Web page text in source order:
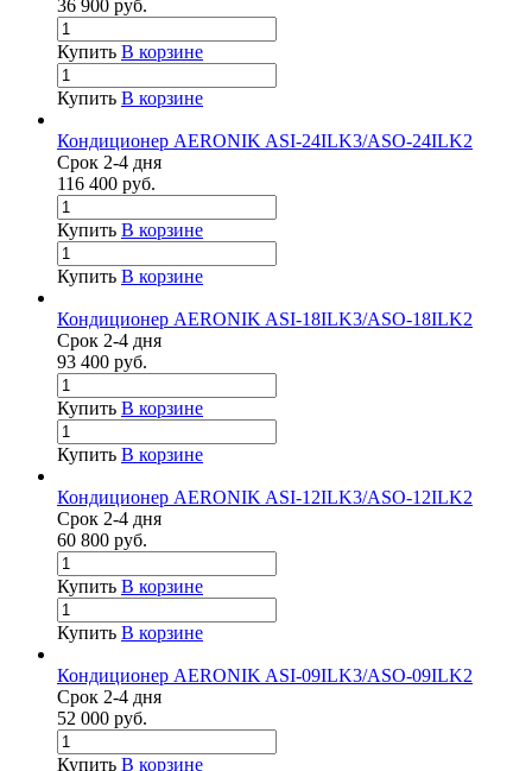
36 900 руб.
Купить В корзине
Купить В корзине
Кондиционер AERONIK ASI-24ILK3/ASO-24ILK2
Срок 2-4 дня
116 400 руб.
Купить В корзине
Купить В корзине
Кондиционер AERONIK ASI-18ILK3/ASO-18ILK2
Срок 2-4 дня
93 400 руб.
Купить В корзине
Купить В корзине
Кондиционер AERONIK ASI-12ILK3/ASO-12ILK2
Срок 2-4 дня
60 800 руб.
Купить В корзине
Купить В корзине
Кондиционер AERONIK ASI-09ILK3/ASO-09ILK2
Срок 2-4 дня
52 000 руб.
Купить В корзине